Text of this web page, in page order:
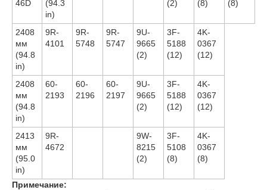
46D
(94.3
in)
(2)
(8)
(8)
2408
мм
(94.8
in)
9R-
4101
9R-
5748
9R-
5747
9U-
9665
(2)
3F-
5188
(12)
4K-
0367
(12)
2408
мм
(94.8
in)
60-
2193
60-
2196
60-
2197
9U-
9665
(2)
3F-
5188
(12)
4K-
0367
(12)
2413
мм
(95.0
in)
9R-
4672
9W-
8215
(2)
3F-
5108
(8)
4K-
0367
(8)
Примечание: